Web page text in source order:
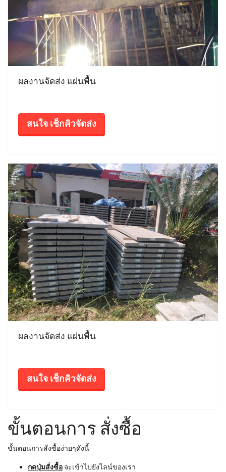
ผลงานจัดส่ง แผ่นพื้น
สนใจ เช็กคิวจัดส่ง
ผลงานจัดส่ง แผ่นพื้น
สนใจ เช็กคิวจัดส่ง
ขั้นตอนการ สั่งซื้อ
ขั้นตอนการสั่งซื้อง่ายๆดังนี้
กดปุ่มสั่งซื้อ จะเข้าไปยังไลน์ของเรา